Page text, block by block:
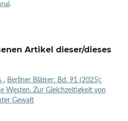
.
Artikel dieser/dieses
, Berliner Blätter: Bd. 91 (2025):
Westen. Zur Gleichzeitigkeit von
Gewalt